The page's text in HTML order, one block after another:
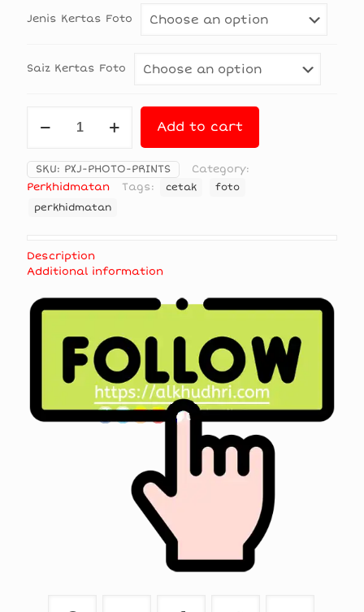
Jenis Kertas Foto
Saiz Kertas Foto
Print
Add to cart
SKU: PXJ-PHOTO-PRINTS
Category:
Perkhidmatan
Tags: cetak
foto
perkhidmatan
Description
Additional information